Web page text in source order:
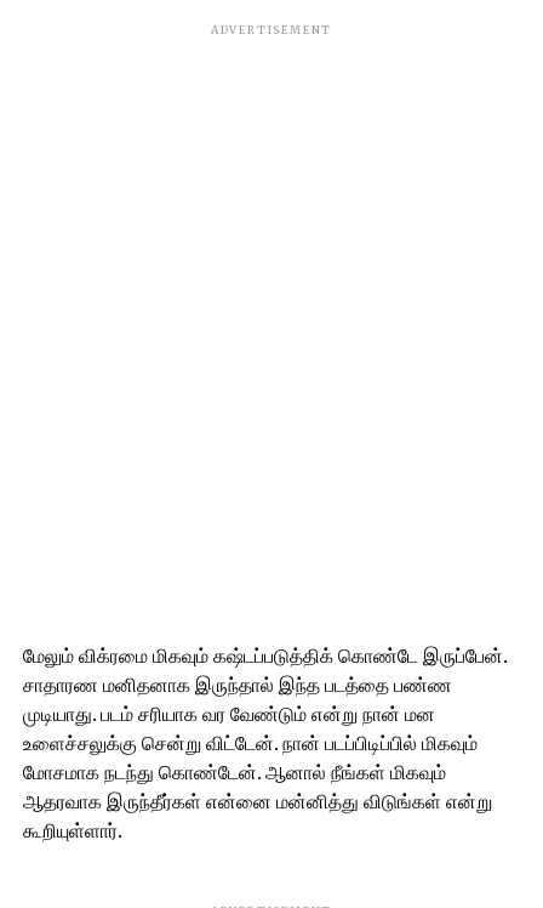
ADVERTISEMENT
மேலும் விக்ரமை மிகவும் கஷ்டப்படுத்திக் கொண்டே இருப்பேன்.
சாதாரண மனிதனாக இருந்தால் இந்த படத்தை பண்ண
முடியாது. படம் சரியாக வர வேண்டும் என்று நான் மன
உளைச்சலுக்கு சென்று விட்டேன். நான் படப்பிடிப்பில் மிகவும்
மோசமாக நடந்து கொண்டேன். ஆனால் நீங்கள் மிகவும்
ஆதரவாக இருந்தீர்கள் என்னை மன்னித்து விடுங்கள் என்று
கூறியுள்ளார்.